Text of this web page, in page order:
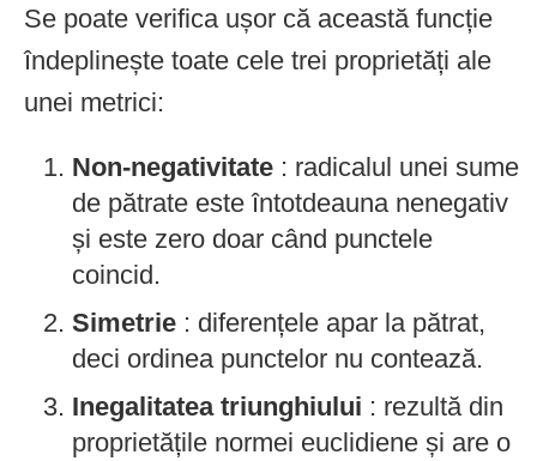
Se poate verifica ușor că această funcție
îndeplinește toate cele trei proprietăți ale
unei metrici:
Non-negativitate : radicalul unei sume
de pătrate este întotdeauna nenegativ
și este zero doar când punctele
coincid.
Simetrie : diferențele apar la pătrat,
deci ordinea punctelor nu contează.
Inegalitatea triunghiului : rezultă din
proprietățile normei euclidiene și are o